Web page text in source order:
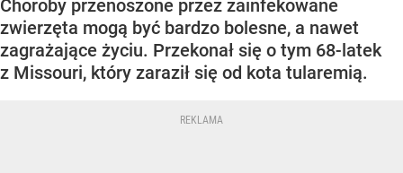
Choroby przenoszone przez zainfekowane
zwierzęta mogą być bardzo bolesne, a nawet
zagrażające życiu. Przekonał się o tym 68-latek
z Missouri, który zaraził się od kota tularemią.